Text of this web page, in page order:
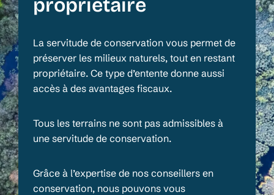
propriétaire
La servitude de conservation vous permet de
préserver les milieux naturels, tout en restant
propriétaire. Ce type d’entente donne aussi
accès à des avantages fiscaux.
Tous les terrains ne sont pas admissibles à
une servitude de conservation.
Grâce à l’expertise de nos conseillers en
conservation, nous pouvons vous